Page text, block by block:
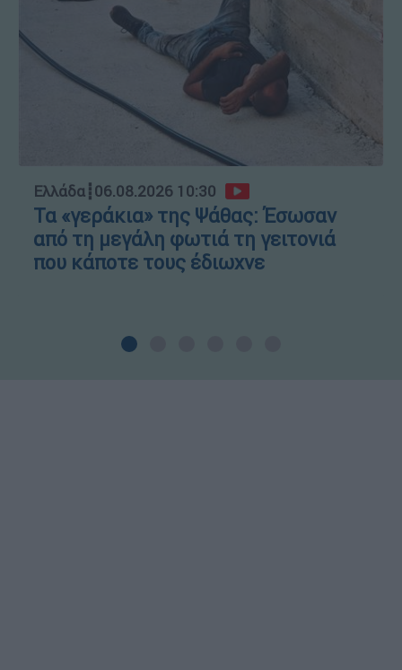
Ελλάδα┋06.08.2026 10:30
Τα «γεράκια» της Ψάθας: Έσωσαν
από τη μεγάλη φωτιά τη γειτονιά
που κάποτε τους έδιωχνε